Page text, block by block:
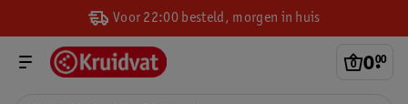
Voor 22:00 besteld, morgen in huis
0.
00